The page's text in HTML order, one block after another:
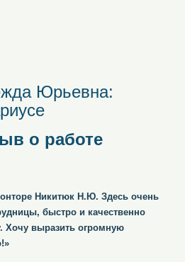
Юрьевна:
о работе
Никитюк Н.Ю. Здесь очень
быстро и качественно
Хочу выразить огромную